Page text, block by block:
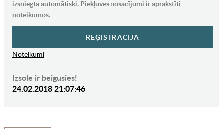
izsniegta automātiski. Piekļuves nosacījumi ir aprakstīti
noteikumos.
REĢISTRĀCIJA
Noteikumi
Izsole ir beigusies!
24.02.2018 21:07:46